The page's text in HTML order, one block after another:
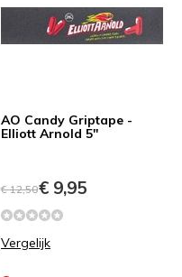
AO Candy Griptape -
Elliott Arnold 5''
€ 12,50€ 9,95
Vergelijk